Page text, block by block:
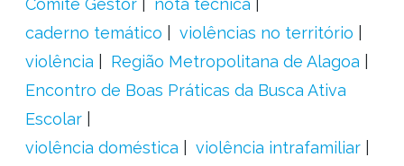
Comitê Gestor
nota técnica
caderno temático
violências no território
violência
Região Metropolitana de Alagoa
Encontro de Boas Práticas da Busca Ativa
Escolar
violência doméstica
violência intrafamiliar